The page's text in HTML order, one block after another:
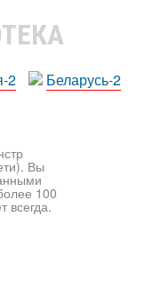
2
Беларусь-2
Вы
100
всегда.